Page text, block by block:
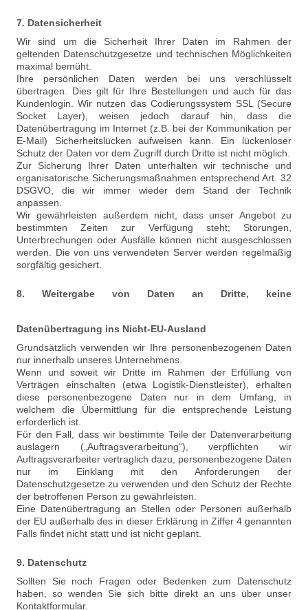
7. Datensicherheit
Wir sind um die Sicherheit Ihrer Daten im Rahmen der
geltenden Datenschutzgesetze und technischen Möglichkeiten
maximal bemüht.
Ihre persönlichen Daten werden bei uns verschlüsselt
übertragen. Dies gilt für Ihre Bestellungen und auch für das
Kundenlogin. Wir nutzen das Codierungssystem SSL (Secure
Socket Layer), weisen jedoch darauf hin, dass die
Datenübertragung im Internet (z.B. bei der Kommunikation per
E-Mail) Sicherheitslücken aufweisen kann. Ein lückenloser
Schutz der Daten vor dem Zugriff durch Dritte ist nicht möglich.
Zur Sicherung Ihrer Daten unterhalten wir technische und
organisatorische Sicherungsmaßnahmen entsprechend Art. 32
DSGVO, die wir immer wieder dem Stand der Technik
anpassen.
Wir gewährleisten außerdem nicht, dass unser Angebot zu
bestimmten Zeiten zur Verfügung steht; Störungen,
Unterbrechungen oder Ausfälle können nicht ausgeschlossen
werden. Die von uns verwendeten Server werden regelmäßig
sorgfältig gesichert.
8. Weitergabe von Daten an Dritte, keine
Datenübertragung ins Nicht-EU-Ausland
Grundsätzlich verwenden wir Ihre personenbezogenen Daten
nur innerhalb unseres Unternehmens.
Wenn und soweit wir Dritte im Rahmen der Erfüllung von
Verträgen einschalten (etwa Logistik-Dienstleister), erhalten
diese personenbezogene Daten nur in dem Umfang, in
welchem die Übermittlung für die entsprechende Leistung
erforderlich ist.
Für den Fall, dass wir bestimmte Teile der Datenverarbeitung
auslagern („Auftragsverarbeitung“), verpflichten wir
Auftragsverarbeiter vertraglich dazu, personenbezogene Daten
nur im Einklang mit den Anforderungen der
Datenschutzgesetze zu verwenden und den Schutz der Rechte
der betroffenen Person zu gewährleisten.
Eine Datenübertragung an Stellen oder Personen außerhalb
der EU außerhalb des in dieser Erklärung in Ziffer 4 genannten
Falls findet nicht statt und ist nicht geplant.
9. Datenschutz
Sollten Sie noch Fragen oder Bedenken zum Datenschutz
haben, so wenden Sie sich bitte direkt an uns über unser
Kontaktformular.